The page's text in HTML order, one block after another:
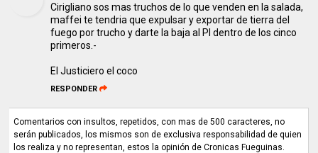
Cirigliano sos mas truchos de lo que venden en la salada,
maffei te tendria que expulsar y exportar de tierra del
fuego por trucho y darte la baja al PI dentro de los cinco
primeros.-
El Justiciero el coco
RESPONDER
Comentarios con insultos, repetidos, con mas de 500 caracteres, no
serán publicados, los mismos son de exclusiva responsabilidad de quien
los realiza y no representan, estos la opinión de Cronicas Fueguinas.